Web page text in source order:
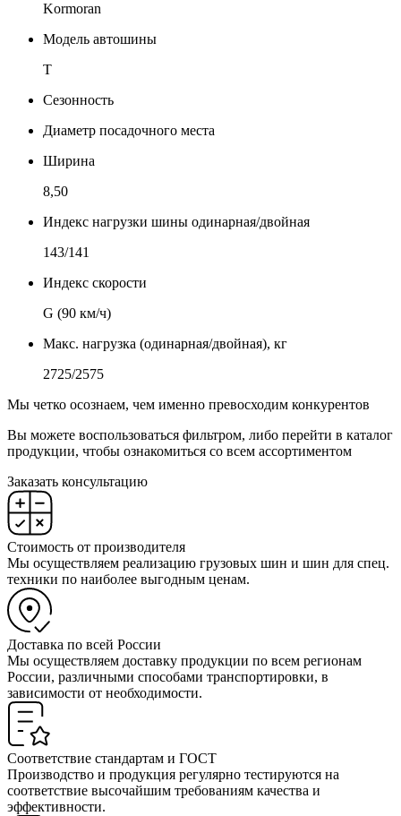
Kormoran
Модель автошины
T
Сезонность
Диаметр посадочного места
Ширина
8,50
Индекс нагрузки шины одинарная/двойная
143/141
Индекс скорости
G (90 км/ч)
Макс. нагрузка (одинарная/двойная), кг
2725/2575
Мы четко осознаем, чем именно превосходим конкурентов
Вы можете воспользоваться фильтром, либо перейти в каталог
продукции, чтобы ознакомиться со всем ассортиментом
Заказать консультацию
Стоимость от производителя
Мы осуществляем реализацию грузовых шин и шин для спец.
техники по наиболее выгодным ценам.
Доставка по всей России
Мы осуществляем доставку продукции по всем регионам
России, различными способами транспортировки, в
зависимости от необходимости.
Соответствие стандартам и ГОСТ
Производство и продукция регулярно тестируются на
соответствие высочайшим требованиям качества и
эффективности.